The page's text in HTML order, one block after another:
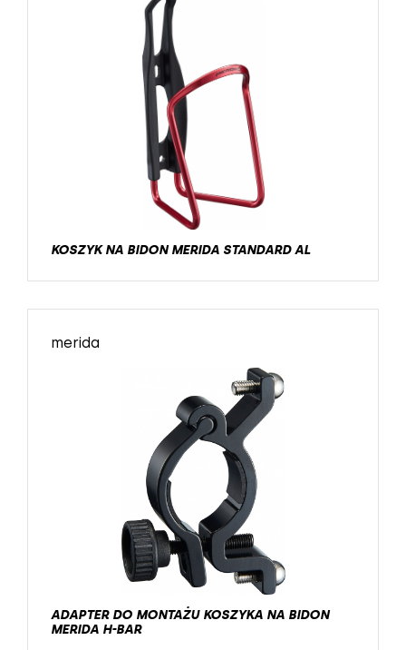
KOSZYK NA BIDON MERIDA STANDARD AL
merida
ADAPTER DO MONTAŻU KOSZYKA NA BIDON
MERIDA H-BAR